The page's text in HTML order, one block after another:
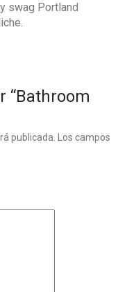
swag Portland
“Bathroom
publicada. Los campos